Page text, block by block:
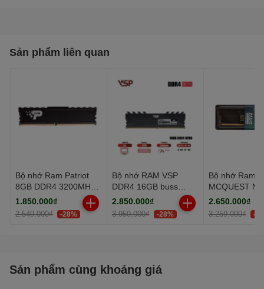
Sản phẩm liên quan
Bộ nhớ Ram Patriot
8GB DDR4 3200MHz
Tản Nhiệt
1.850.000₫
2.549.000₫ -28%
Bộ nhớ RAM VSP
DDR4 16GB buss
3200MHz - Black
2.850.000₫
3.950.000₫ -28%
Bộ nhớ Ram
MCQUEST
16GB DDR4
2.650.000₫
3.259.000₫ -
Sản phẩm cùng khoảng giá